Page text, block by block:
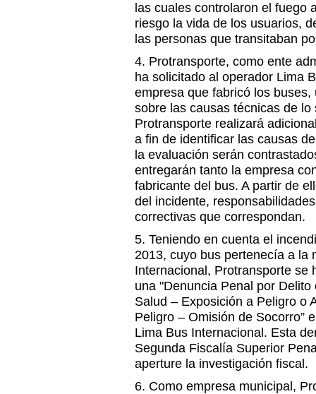
las cuales controlaron el fuego
riesgo la vida de los usuarios,
las personas que transitaban
4. Protransporte, como ente
ha solicitado al operador Lima
empresa que fabricó los
sobre las causas técnicas de
Protransporte realizará
a fin de identificar las causas
la evaluación serán
entregarán tanto la empresa
fabricante del bus. A partir de
del incidente,
correctivas que correspondan.
5. Teniendo en cuenta el
2013, cuyo bus pertenecía a la
Internacional, Protransporte se
una "Denuncia Penal por
Salud – Exposición a Peligro o
Peligro – Omisión de Socorro”
Lima Bus Internacional. Esta
Segunda Fiscalía Superior
aperture la investigación fiscal.
6. Como empresa municipal,